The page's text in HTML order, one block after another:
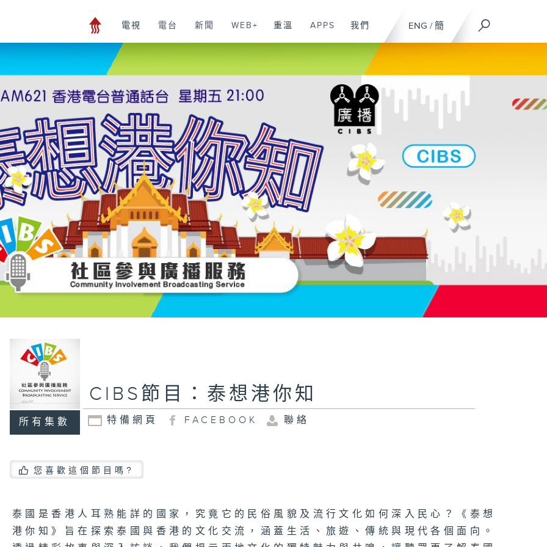
ENG / 簡
電視 電台 新聞 WEB+ 重溫 APPS 我們
所有集數
CIBS節目：泰想港你知
特備網頁 FACEBOOK 聯絡
您喜歡這個節目嗎?
泰國是香港人耳熟能詳的國家，究竟它的民俗風貌及流行文化如何深入民心？《泰想
港你知》旨在探索泰國與香港的文化交流，涵蓋生活、旅遊、傳統與現代各個面向。